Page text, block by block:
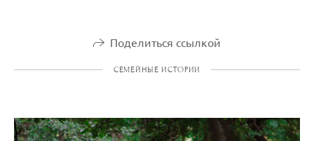
Поделиться ссылкой
СЕМЕЙНЫЕ ИСТОРИИ